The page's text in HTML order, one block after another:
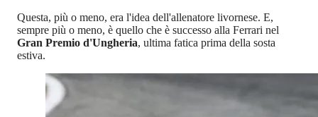
Questa, più o meno, era l'idea dell'allenatore livornese. E,
sempre più o meno, è quello che è successo alla Ferrari nel
Gran Premio d'Ungheria, ultima fatica prima della sosta
estiva.